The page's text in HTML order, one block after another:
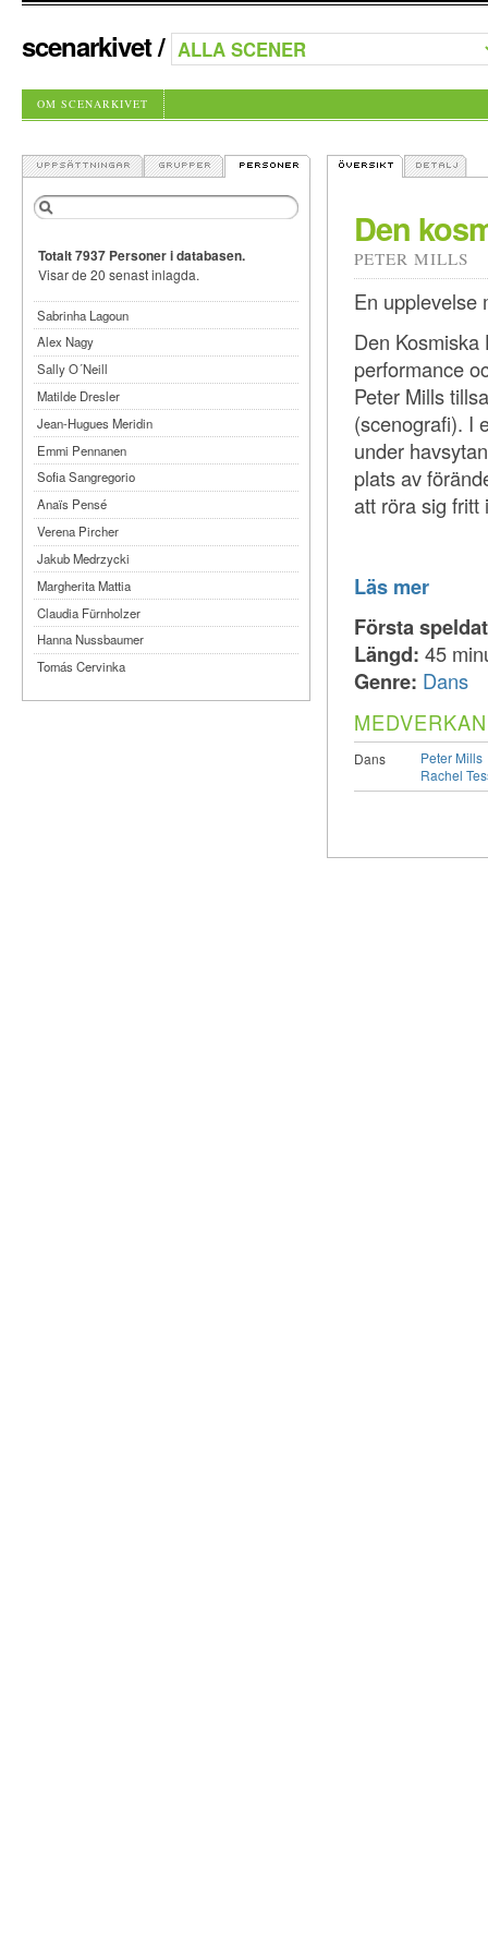
scenarkivet/
OM SCENARKIVET
Den
PETER MILLS
En upplevelse
Den
performance
Peter Mills
(scenografi). I
under
plats av
att röra sig fritt
Läs mer
Första
Längd: 45
Genre: Dans
Dans
Peter Mills
Rachel
Totalt 7937 Personer i databasen.
Visar de 20 senast inlagda.
Sabrinha Lagoun
Alex Nagy
Sally O´Neill
Matilde Dresler
Jean-Hugues Meridin
Emmi Pennanen
Sofia Sangregorio
Anaïs Pensé
Verena Pircher
Jakub Medrzycki
Margherita Mattia
Claudia Fürnholzer
Hanna Nussbaumer
Tomás Cervinka